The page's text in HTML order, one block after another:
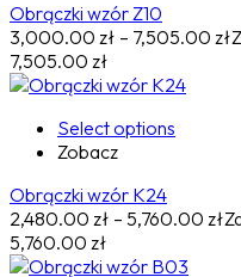
Obrączki wzór Z10
3,000.00 zł – 7,505.00 zł
7,505.00 zł
Select options
Zobacz
Obrączki wzór K24
2,480.00 zł – 5,760.00 zł
5,760.00 zł